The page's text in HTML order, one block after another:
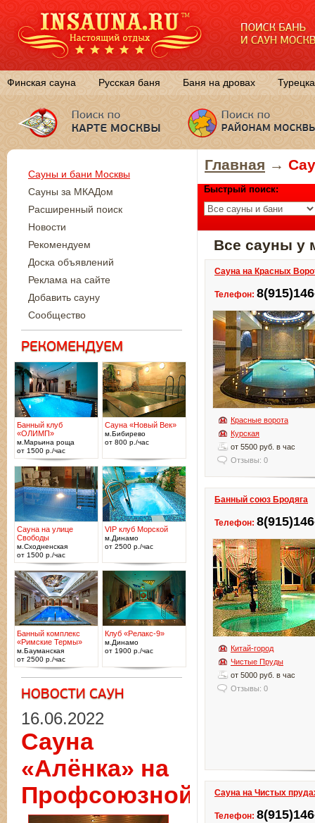
Финская сауна Русская баня Баня на дровах
Главная →
Быстрый поиск:
Все сауны у
Сауна на Красных
Телефон:
Красные ворота
Курская
от 5500 руб. в час
Отзывы: 0
Банный союз Бродяга
Телефон:
Китай-город
Чистые Пруды
от 5000 руб. в час
Отзывы: 0
Сауна на Чистых
Телефон:
Сауны и бани Москвы
Сауны за МКАДом
Расширенный поиск
Новости
Рекомендуем
Доска объявлений
Реклама на сайте
Добавить сауну
Сообщество
Банный клуб
«ОЛИМП»
м.Марьина роща
от 1500 р./час
Сауна «Новый Век»
м.Бибирево
от 800 р./час
Сауна на улице
Свободы
м.Сходненская
от 1500 р./час
VIP клуб Морской
м.Динамо
от 2500 р./час
Банный комплекс
«Римские Термы»
м.Бауманская
от 2500 р./час
Клуб «Релакс-9»
м.Динамо
от 1900 р./час
16.06.2022
Сауна
«Алёнка» на
Профсоюзной